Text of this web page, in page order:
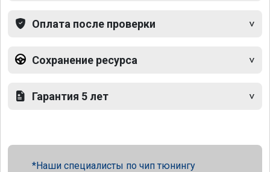
Оплата после проверки
Сохранение ресурса
Гарантия 5 лет
Наши специалисты по чип тюнингу